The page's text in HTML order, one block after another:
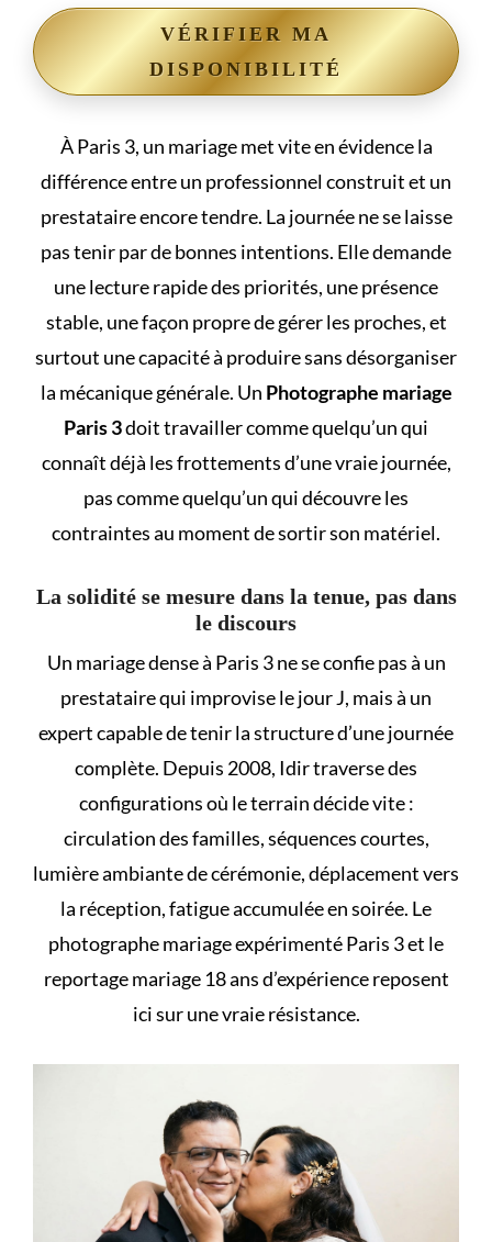
VÉRIFIER MA
DISPONIBILITÉ
À Paris 3, un mariage met vite en évidence la
différence entre un professionnel construit et un
prestataire encore tendre. La journée ne se laisse
pas tenir par de bonnes intentions. Elle demande
une lecture rapide des priorités, une présence
stable, une façon propre de gérer les proches, et
surtout une capacité à produire sans désorganiser
la mécanique générale. Un Photographe mariage
Paris 3doit travailler comme quelqu’un qui
connaît déjà les frottements d’une vraie journée,
pas comme quelqu’un qui découvre les
contraintes au moment de sortir son matériel.
La solidité se mesure dans la tenue, pas dans
le discours
Un mariage dense à Paris 3 ne se confie pas à un
prestataire qui improvise le jour J, mais à un
expert capable de tenir la structure d’une journée
complète. Depuis 2008, Idir traverse des
configurations où le terrain décide vite :
circulation des familles, séquences courtes,
lumière ambiante de cérémonie, déplacement vers
la réception, fatigue accumulée en soirée. Le
photographe mariage expérimenté Paris 3 et le
reportage mariage 18 ans d’expérience reposent
ici sur une vraie résistance.